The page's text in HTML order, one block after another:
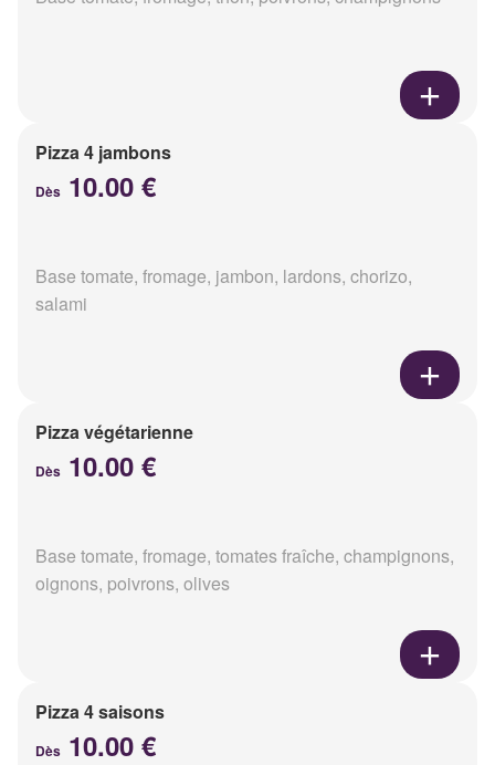
Pizza 4 jambons
Dès 10.00 €
Base tomate, fromage, jambon, lardons, chorizo,
salami
Pizza végétarienne
Dès 10.00 €
Base tomate, fromage, tomates fraîche, champignons,
oignons, poivrons, olives
Pizza 4 saisons
Dès 10.00 €